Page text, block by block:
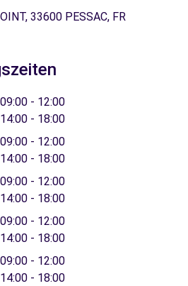
33600 PESSAC, FR
09:00 - 12:00
14:00 - 18:00
09:00 - 12:00
14:00 - 18:00
09:00 - 12:00
14:00 - 18:00
09:00 - 12:00
14:00 - 18:00
09:00 - 12:00
14:00 - 18:00